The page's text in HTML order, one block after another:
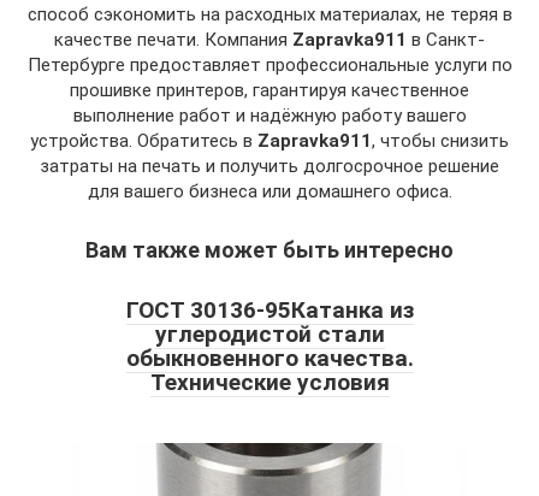
способ сэкономить на расходных материалах, не теряя в
качестве печати. Компания Zapravka911 в Санкт-
Петербурге предоставляет профессиональные услуги по
прошивке принтеров, гарантируя качественное
выполнение работ и надёжную работу вашего
устройства. Обратитесь в Zapravka911, чтобы снизить
затраты на печать и получить долгосрочное решение
для вашего бизнеса или домашнего офиса.
Вам также может быть интересно
ГОСТ 30136-95Катанка из
углеродистой стали
обыкновенного качества.
Технические условия